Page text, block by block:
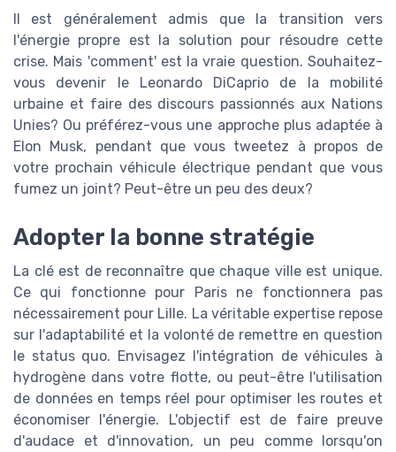
Il est généralement admis que la transition vers
l'énergie propre est la solution pour résoudre cette
crise. Mais 'comment' est la vraie question. Souhaitez-
vous devenir le Leonardo DiCaprio de la mobilité
urbaine et faire des discours passionnés aux Nations
Unies? Ou préférez-vous une approche plus adaptée à
Elon Musk, pendant que vous tweetez à propos de
votre prochain véhicule électrique pendant que vous
fumez un joint? Peut-être un peu des deux?
Adopter la bonne stratégie
La clé est de reconnaître que chaque ville est unique.
Ce qui fonctionne pour Paris ne fonctionnera pas
nécessairement pour Lille. La véritable expertise repose
sur l'adaptabilité et la volonté de remettre en question
le status quo. Envisagez l'intégration de véhicules à
hydrogène dans votre flotte, ou peut-être l'utilisation
de données en temps réel pour optimiser les routes et
économiser l'énergie. L'objectif est de faire preuve
d'audace et d'innovation, un peu comme lorsqu'on